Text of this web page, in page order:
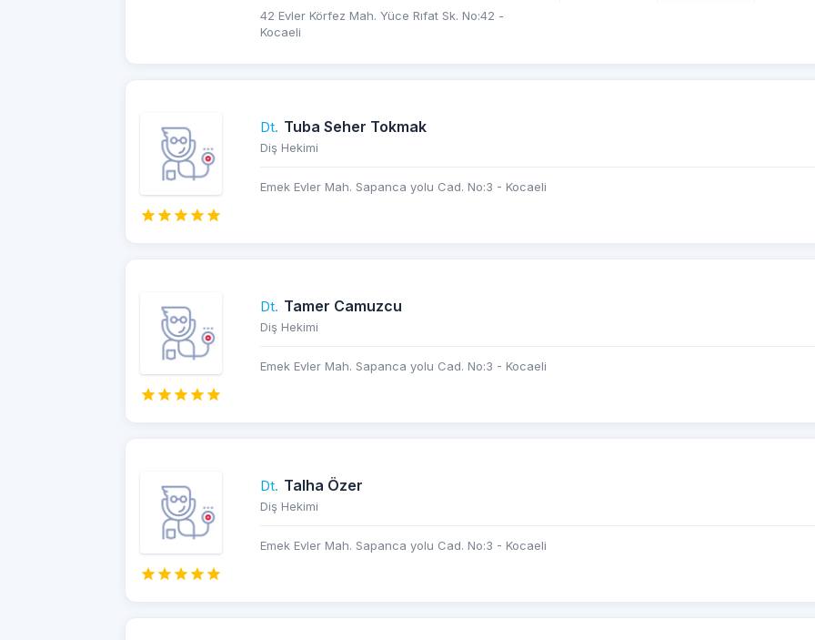
42 Evler Körfez Mah. Yüce Rıfat Sk. No:42 -
Kocaeli
Dt. Tuba Seher Tokmak
Diş Hekimi
Emek Evler Mah. Sapanca yolu Cad. No:3 - Kocaeli
Dt. Tamer Camuzcu
Diş Hekimi
Emek Evler Mah. Sapanca yolu Cad. No:3 - Kocaeli
Dt. Talha Özer
Diş Hekimi
Emek Evler Mah. Sapanca yolu Cad. No:3 - Kocaeli